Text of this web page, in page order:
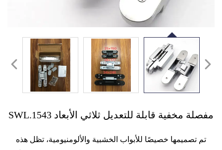
مفصلة مخفية قابلة للتعديل ثلاثي الأبعاد SWL.1543
تم تصميمها خصيصًا للأبواب الخشبية والألومنيومية، تظل هذه